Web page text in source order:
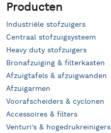
Producten
Industriële stofzuigers
Centraal stofzuigsysteem
Heavy duty stofzuigers
Bronafzuiging & filterkasten
Afzuigtafels & afzuigwanden
Afzuigarmen
Voorafscheiders & cyclonen
Accessoires & filters
Venturi's & hogedrukreinigers